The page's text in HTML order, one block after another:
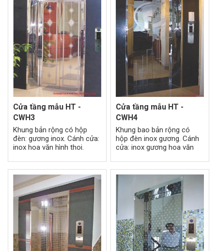
Cửa tầng mẫu HT -
CWH3
Khung bản rộng có hộp
đèn: gương inox. Cánh cửa:
inox hoa văn hình thoi.
Cửa tầng mẫu HT -
CWH4
Khung bao bản rộng có
hộp đèn inox gương. Cánh
cửa: inox gương hoa văn